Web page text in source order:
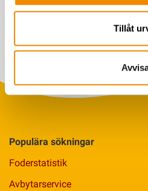
Tillåt
säkerhet för våra djur och för en
lantbrukare ger säkra råvaror för
svensk djurvälfärd i världsklass.
Populära sökningar
Foderstatistik
Avbytarservice